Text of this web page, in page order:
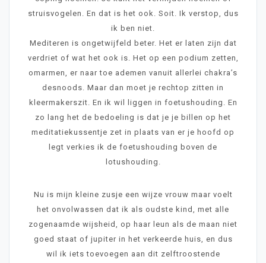
struisvogelen. En dat is het ook. Soit. Ik verstop, dus
ik ben niet.
Mediteren is ongetwijfeld beter. Het er laten zijn dat
verdriet of wat het ook is. Het op een podium zetten,
omarmen, er naar toe ademen vanuit allerlei chakra’s
desnoods. Maar dan moet je rechtop zitten in
kleermakerszit. En ik wil liggen in foetushouding. En
zo lang het de bedoeling is dat je je billen op het
meditatiekussentje zet in plaats van er je hoofd op
legt verkies ik de foetushouding boven de
lotushouding.
Nu is mijn kleine zusje een wijze vrouw maar voelt
het onvolwassen dat ik als oudste kind, met alle
zogenaamde wijsheid, op haar leun als de maan niet
goed staat of jupiter in het verkeerde huis, en dus
wil ik iets toevoegen aan dit zelftroostende